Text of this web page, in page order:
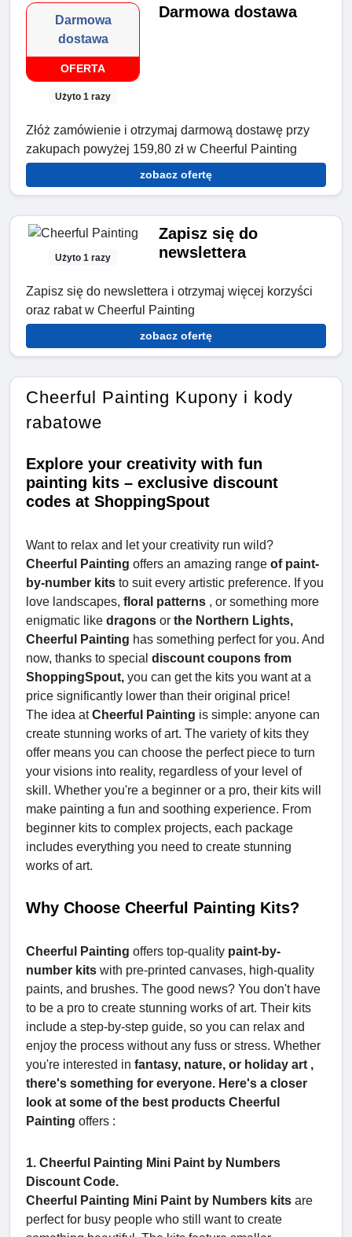
Darmowa
dostawa
OFERTA
Użyto 1 razy
Darmowa dostawa
Złóż zamówienie i otrzymaj darmową dostawę przy
zakupach powyżej 159,80 zł w Cheerful Painting
zobacz ofertę
Użyto 1 razy
Zapisz się do
newslettera
Zapisz się do newslettera i otrzymaj więcej korzyści
oraz rabat w Cheerful Painting
zobacz ofertę
Cheerful Painting Kupony i kody
rabatowe
Explore your creativity with fun
painting kits – exclusive discount
codes at ShoppingSpout
Want to relax and let your creativity run wild?
Cheerful Painting offers an amazing range of paint-
by-number kits to suit every artistic preference. If you
love landscapes, floral patterns , or something more
enigmatic like dragons or the Northern Lights,
Cheerful Painting has something perfect for you. And
now, thanks to special discount coupons from
ShoppingSpout, you can get the kits you want at a
price significantly lower than their original price!
The idea atCheerful Painting is simple: anyone can
create stunning works of art. The variety of kits they
offer means you can choose the perfect piece to turn
your visions into reality, regardless of your level of
skill. Whether you're a beginner or a pro, their kits will
make painting a fun and soothing experience. From
beginner kits to complex projects, each package
includes everything you need to create stunning
works of art.
Why Choose Cheerful Painting Kits?
Cheerful Painting offers top-quality paint-by-
number kits with pre-printed canvases, high-quality
paints, and brushes. The good news? You don't have
to be a pro to create stunning works of art. Their kits
include a step-by-step guide, so you can relax and
enjoy the process without any fuss or stress. Whether
you're interested in fantasy, nature, or holiday art ,
there's something for everyone. Here's a closer
look at some of the best products Cheerful
Painting offers :
1. Cheerful Painting Mini Paint by Numbers
Discount Code.
Cheerful Painting Mini Paint by Numbers kits are
perfect for busy people who still want to create